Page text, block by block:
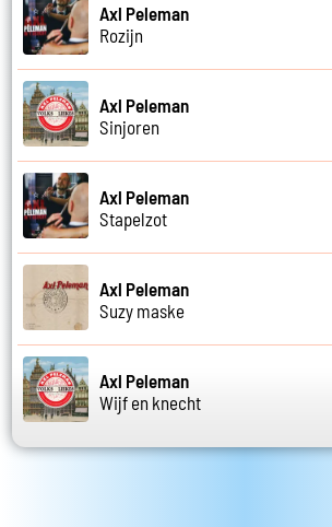
Axl Peleman
Rozijn
Axl Peleman
Sinjoren
Axl Peleman
Stapelzot
Axl Peleman
Suzy maske
Axl Peleman
Wijf en knecht